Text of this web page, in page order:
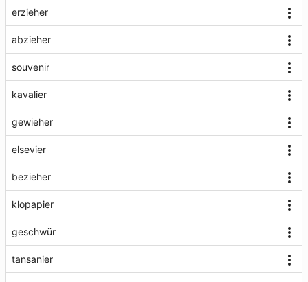
erzieher
abzieher
souvenir
kavalier
gewieher
elsevier
bezieher
klopapier
geschwür
tansanier